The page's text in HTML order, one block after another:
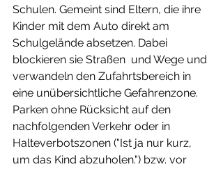
Schulen. Gemeint sind Eltern, die ihre
Kinder mit dem Auto direkt am
Schulgelände absetzen. Dabei
blockieren sie Straßen  und Wege und
verwandeln den Zufahrtsbereich in
eine unübersichtliche Gefahrenzone.
Parken ohne Rücksicht auf den
nachfolgenden Verkehr oder in
Halteverbotszonen ("Ist ja nur kurz,
um das Kind abzuholen.") bzw. vor